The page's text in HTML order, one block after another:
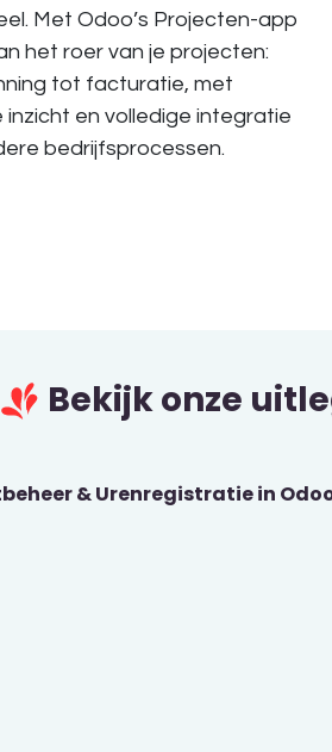
Met Odoo’s Projecten-app
het roer van je projecten:
tot facturatie, met
inzicht en volledige integratie
bedrijfsprocessen.
Bekijk onze
& Urenregistratie in